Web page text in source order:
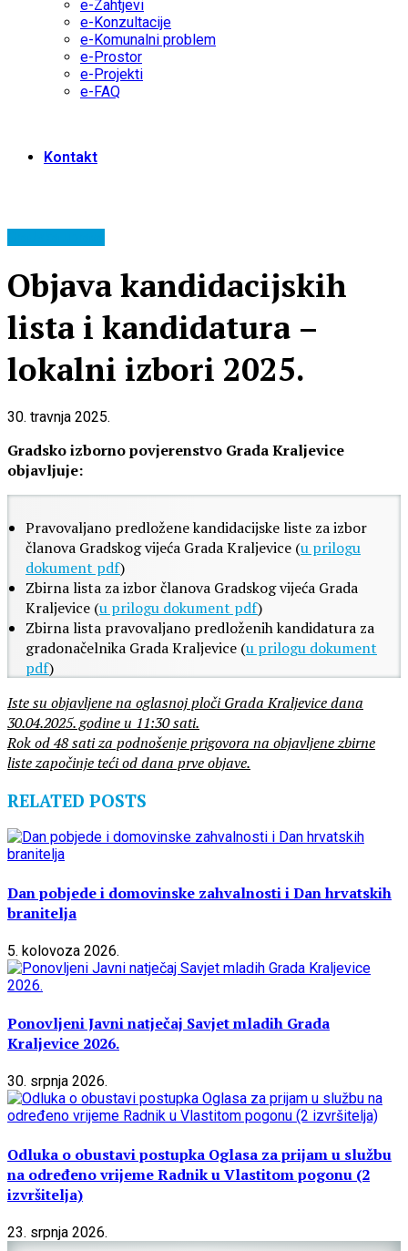
e-Zahtjevi
e-Konzultacije
e-Komunalni problem
e-Prostor
e-Projekti
e-FAQ
Kontakt
Objava kandidacijskih
lista i kandidatura –
lokalni izbori 2025.
30. travnja 2025.
Gradsko izborno povjerenstvo Grada Kraljevice
objavljuje:
Pravovaljano predložene kandidacijske liste za izbor
članova Gradskog vijeća Grada Kraljevice (u prilogu
dokument pdf)
Zbirna lista za izbor članova Gradskog vijeća Grada
Kraljevice (u prilogu dokument pdf)
Zbirna lista pravovaljano predloženih kandidatura za
gradonačelnika Grada Kraljevice (u prilogu dokument
pdf)
Iste su objavljene na oglasnoj ploči Grada Kraljevice dana
30.04.2025. godine u 11:30 sati.
Rok od 48 sati za podnošenje prigovora na objavljene zbirne
liste započinje teći od dana prve objave.
RELATED POSTS
Dan pobjede i domovinske zahvalnosti i Dan hrvatskih
branitelja
5. kolovoza 2026.
Ponovljeni Javni natječaj Savjet mladih Grada
Kraljevice 2026.
30. srpnja 2026.
Odluka o obustavi postupka Oglasa za prijam u službu
na određeno vrijeme Radnik u Vlastitom pogonu (2
izvršitelja)
23. srpnja 2026.